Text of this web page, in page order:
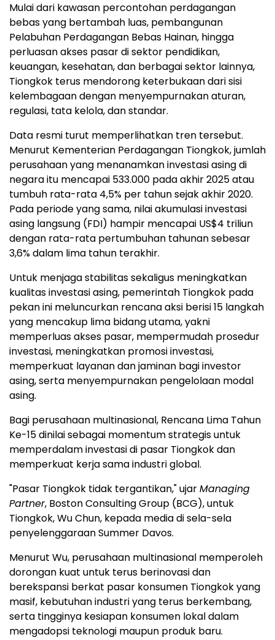
Mulai dari kawasan percontohan perdagangan
bebas yang bertambah luas, pembangunan
Pelabuhan Perdagangan Bebas Hainan, hingga
perluasan akses pasar di sektor pendidikan,
keuangan, kesehatan, dan berbagai sektor lainnya,
Tiongkok terus mendorong keterbukaan dari sisi
kelembagaan dengan menyempurnakan aturan,
regulasi, tata kelola, dan standar.
Data resmi turut memperlihatkan tren tersebut.
Menurut Kementerian Perdagangan Tiongkok, jumlah
perusahaan yang menanamkan investasi asing di
negara itu mencapai 533.000 pada akhir 2025 atau
tumbuh rata-rata 4,5% per tahun sejak akhir 2020.
Pada periode yang sama, nilai akumulasi investasi
asing langsung (FDI) hampir mencapai US$4 triliun
dengan rata-rata pertumbuhan tahunan sebesar
3,6% dalam lima tahun terakhir.
Untuk menjaga stabilitas sekaligus meningkatkan
kualitas investasi asing, pemerintah Tiongkok pada
pekan ini meluncurkan rencana aksi berisi 15 langkah
yang mencakup lima bidang utama, yakni
memperluas akses pasar, mempermudah prosedur
investasi, meningkatkan promosi investasi,
memperkuat layanan dan jaminan bagi investor
asing, serta menyempurnakan pengelolaan modal
asing.
Bagi perusahaan multinasional, Rencana Lima Tahun
Ke-15 dinilai sebagai momentum strategis untuk
memperdalam investasi di pasar Tiongkok dan
memperkuat kerja sama industri global.
"Pasar Tiongkok tidak tergantikan," ujarManaging
Partner, Boston Consulting Group (BCG), untuk
Tiongkok, Wu Chun, kepada media di sela-sela
penyelenggaraan Summer Davos.
Menurut Wu, perusahaan multinasional memperoleh
dorongan kuat untuk terus berinovasi dan
berekspansi berkat pasar konsumen Tiongkok yang
masif, kebutuhan industri yang terus berkembang,
serta tingginya kesiapan konsumen lokal dalam
mengadopsi teknologi maupun produk baru.